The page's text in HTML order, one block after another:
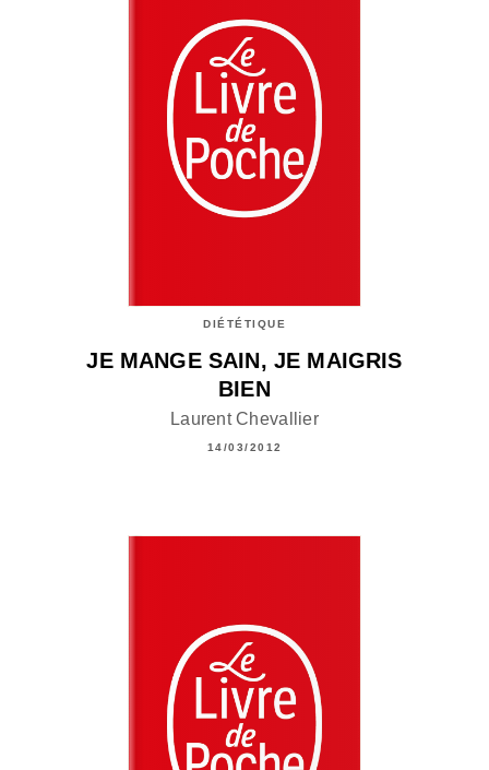
DIÉTÉTIQUE
JE MANGE SAIN, JE MAIGRIS
BIEN
Laurent Chevallier
14/03/2012